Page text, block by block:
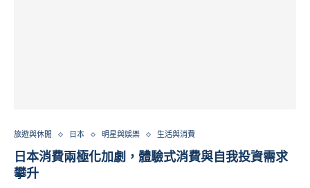
旅遊與休閒 日本 明星與娛樂 生活與消費
日本消費兩極化加劇，體驗式消費與自我投資需求
攀升